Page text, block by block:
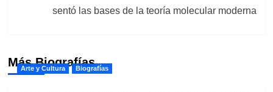
sentó las bases de la teoría molecular moderna
Más Biografías
Arte y Cultura Biografías